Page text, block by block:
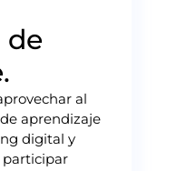
de
al
aprendizaje
digital y
participar